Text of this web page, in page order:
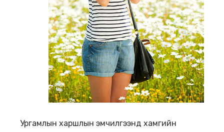
Ургамлын харшлын эмчилгээнд хамгийн